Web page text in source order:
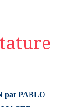
par PABLO